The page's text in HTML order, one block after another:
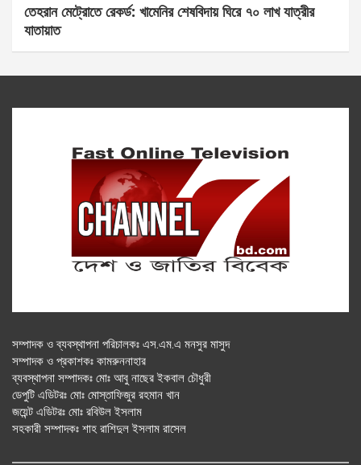
তেহরান মেট্রোতে রেকর্ড: খামেনির শেষবিদায় ঘিরে ৭০ লাখ যাত্রীর
যাতায়াত
সম্পাদক ও ব্যবস্থাপনা পরিচালকঃ এস.এম.এ মনসুর মাসুদ
সম্পাদক ও প্রকাশকঃ কামরুননাহার
ব্যবস্থাপনা সম্পাদকঃ মোঃ আবু নাছের ইকবাল চৌধুরী
ডেপুটি এডিটরঃ মোঃ মোস্তাফিজুর রহমান খান
জয়েন্ট এডিটরঃ মোঃ রবিউল ইসলাম
সহকারী সম্পাদকঃ শাহ রাশিদুল ইসলাম রাসেল